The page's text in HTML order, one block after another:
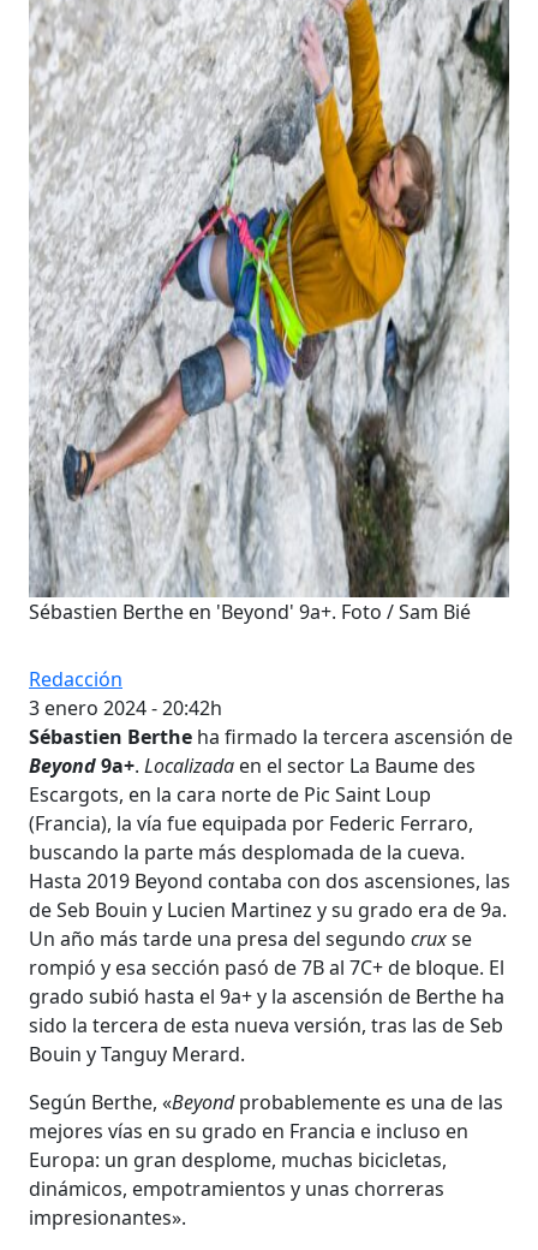
Sébastien Berthe en 'Beyond' 9a+. Foto / Sam Bié
Redacción
3 enero 2024 - 20:42h
Sébastien Berthe ha firmado la tercera ascensión de
Beyond9a+. Localizada en el sector La Baume des
Escargots, en la cara norte de Pic Saint Loup
(Francia), la vía fue equipada por Federic Ferraro,
buscando la parte más desplomada de la cueva.
Hasta 2019 Beyond contaba con dos ascensiones, las
de Seb Bouin y Lucien Martinez y su grado era de 9a.
Un año más tarde una presa del segundo cruxse
rompió y esa sección pasó de 7B al 7C+ de bloque. El
grado subió hasta el 9a+ y la ascensión de Berthe ha
sido la tercera de esta nueva versión, tras las de Seb
Bouin y Tanguy Merard.
Según Berthe, «Beyondprobablemente es una de las
mejores vías en su grado en Francia e incluso en
Europa: un gran desplome, muchas bicicletas,
dinámicos, empotramientos y unas chorreras
impresionantes».